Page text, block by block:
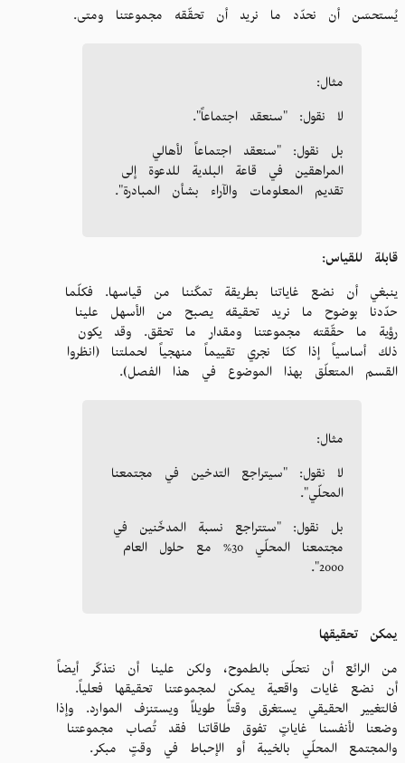
يُستحسَن أن نحدّد ما نريد أن تحقّقه مجموعتنا ومتى.
مثال:
لا نقول: "سنعقد اجتماعاً".
بل نقول: "سنعقد اجتماعاً لأهالي
المراهقين في قاعة البلدية للدعوة إلى
تقديم المعلومات والآراء بشأن المبادرة".
قابلة للقياس:
ينبغي أن نضع غاياتنا بطريقة تمكّننا من قياسها. فكلّما
حدّدنا بوضوح ما نريد تحقيقه يصبح من الأسهل علينا
رؤية ما حقّقته مجموعتنا ومقدار ما تحقق. وقد يكون
ذلك أساسياً إذا كنّا نجري تقييماً منهجياً لحملتنا (انظروا
القسم المتعلّق بهذا الموضوع في هذا الفصل).
مثال:
لا نقول: "سيتراجع التدخين في مجتمعنا
المحلّي".
بل نقول: "ستتراجع نسبة المدخّنين في
مجتمعنا المحلّي 30% مع حلول العام
2000".
يمكن تحقيقها
من الرائع أن نتحلّى بالطموح، ولكن علينا أن نتذكّر أيضاً
أن نضع غايات واقعية يمكن لمجموعتنا تحقيقها فعلياً.
فالتغيير الحقيقي يستغرق وقتاً طويلاً ويستنزف الموارد. وإذا
وضعنا لأنفسنا غاياتٍ تفوق طاقاتنا فقد تُصاب مجموعتنا
والمجتمع المحلّي بالخيبة أو الإحباط في وقتٍ مبكر.